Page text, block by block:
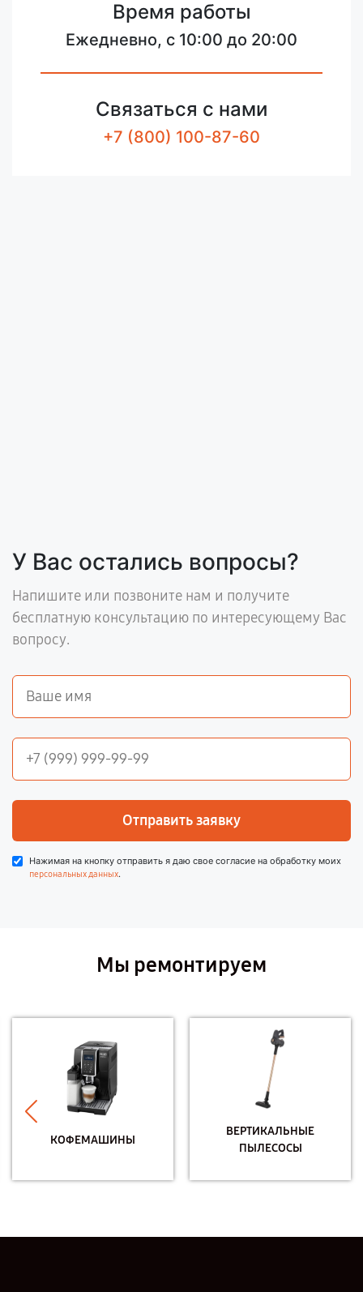
Время работы
Ежедневно, с 10:00 до 20:00
Связаться с нами
+7 (800) 100-87-60
У Вас остались вопросы?
Напишите или позвоните нам и получите
бесплатную консультацию по интересующему Вас
вопросу.
Отправить заявку
Нажимая на кнопку отправить я даю свое согласие на обработку моих
персональных данных.
Мы ремонтируем
КОФЕМАШИНЫ
ВЕРТИКАЛЬНЫЕ
ПЫЛЕСОСЫ